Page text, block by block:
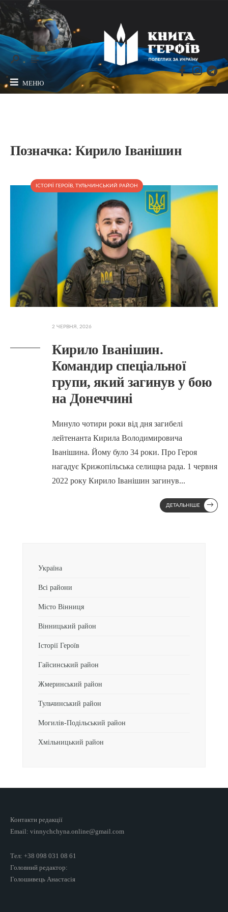
МЕНЮ
Позначка: Кирило Іванішин
ІСТОРІЇ ГЕРОЇВ, ТУЛЬЧИНСЬКИЙ РАЙОН
2 ЧЕРВНЯ, 2026
Кирило Іванішин.
Командир спеціальної
групи, який загинув у бою
на Донеччині
Минуло чотири роки від дня загибелі
лейтенанта Кирила Володимировича
Іванішина. Йому було 34 роки. Про Героя
нагадує Крижопільська селищна рада. 1 червня
2022 року Кирило Іванішин загинув...
ДЕТАЛЬНІШЕ →
Україна
Всі райони
Місто Вінниця
Вінницький район
Історії Героїв
Гайсинський район
Жмеринський район
Тульчинський район
Могилів-Подільський район
Хмільницький район
Контакти редакції
Email: vinnychchyna.online@gmail.com
Тел: +38 098 031 08 61
Головний редактор:
Голошивець Анастасія